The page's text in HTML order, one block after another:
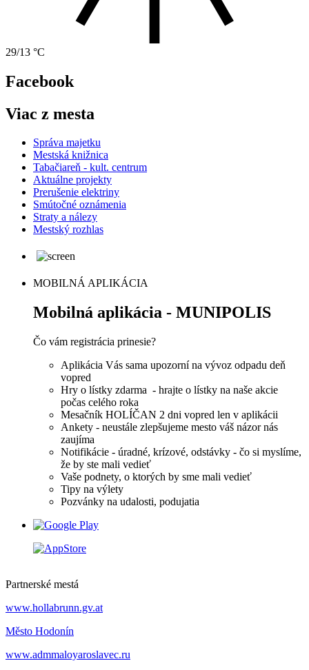
29/13 °C
Facebook
Viac z mesta
Správa majetku
Mestská knižnica
Tabačiareň - kult. centrum
Aktuálne projekty
Prerušenie elektriny
Smútočné oznámenia
Straty a nálezy
Mestský rozhlas
MOBILNÁ APLIKÁCIA
Mobilná aplikácia - MUNIPOLIS
Čo vám registrácia prinesie?
Aplikácia Vás sama upozorní na vývoz odpadu deň
vopred
Hry o lístky zdarma - hrajte o lístky na naše akcie
počas celého roka
Mesačník HOLÍČAN 2 dni vopred len v aplikácii
Ankety - neustále zlepšujeme mesto váš názor nás
zaujíma
Notifikácie - úradné, krízové, odstávky - čo si myslíme,
že by ste mali vedieť
Vaše podnety, o ktorých by sme mali vedieť
Tipy na výlety
Pozvánky na udalosti, podujatia
Partnerské mestá
www.hollabrunn.gv.at
Město Hodonín
www.admmaloyaroslavec.ru